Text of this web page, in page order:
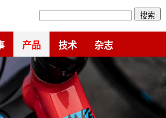
搜索
产品 技术 杂志